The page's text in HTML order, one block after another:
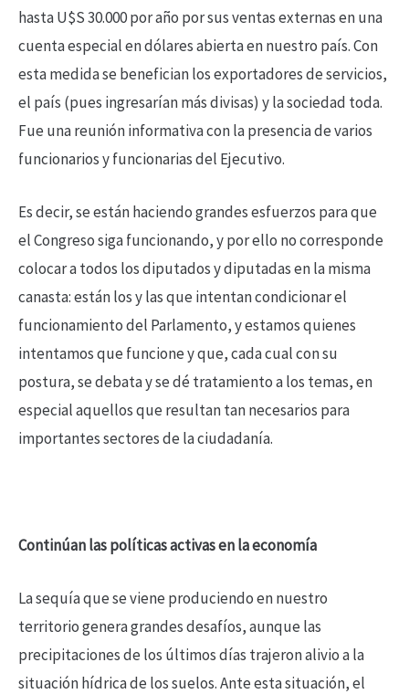
hasta U$S 30.000 por año por sus ventas externas en una
cuenta especial en dólares abierta en nuestro país. Con
esta medida se benefician los exportadores de servicios,
el país (pues ingresarían más divisas) y la sociedad toda.
Fue una reunión informativa con la presencia de varios
funcionarios y funcionarias del Ejecutivo.
Es decir, se están haciendo grandes esfuerzos para que
el Congreso siga funcionando, y por ello no corresponde
colocar a todos los diputados y diputadas en la misma
canasta: están los y las que intentan condicionar el
funcionamiento del Parlamento, y estamos quienes
intentamos que funcione y que, cada cual con su
postura, se debata y se dé tratamiento a los temas, en
especial aquellos que resultan tan necesarios para
importantes sectores de la ciudadanía.
Continúan las políticas activas en la economía
La sequía que se viene produciendo en nuestro
territorio genera grandes desafíos, aunque las
precipitaciones de los últimos días trajeron alivio a la
situación hídrica de los suelos. Ante esta situación, el